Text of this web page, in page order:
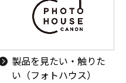
製品を見たい・触りた
い（フォトハウス）